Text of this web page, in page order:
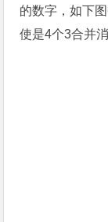
的数字，如下
使是4个3合并